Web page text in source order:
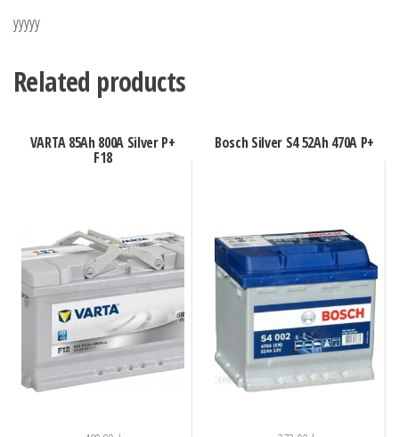
yyyyy
Related products
VARTA 85Ah 800A Silver P+
F18
Bosch Silver S4 52Ah 470A P+